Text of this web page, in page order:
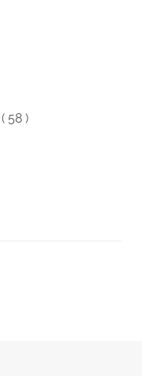
( 58 )